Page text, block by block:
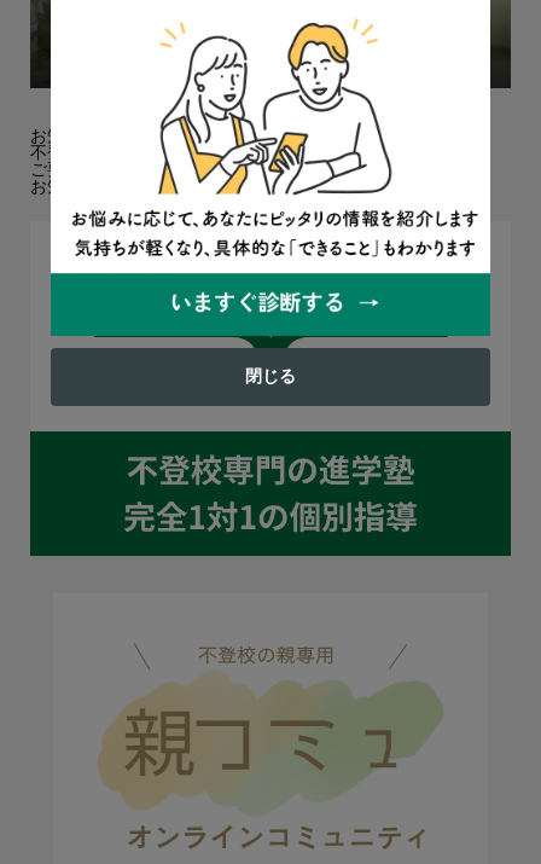
「ゲームのやりすぎで心や脳はゆがまないの？」5つの親
の疑問に児童精神科医が答えます
インタビュー
お知らせ
不登校オンラインへのお問い合わせについて
ご要望・ご感想フォームを設置しました！
お知らせ欄を追加しました
閉じる